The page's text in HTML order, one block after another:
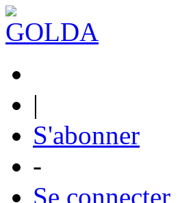
|
S'abonner
-
Se connecter